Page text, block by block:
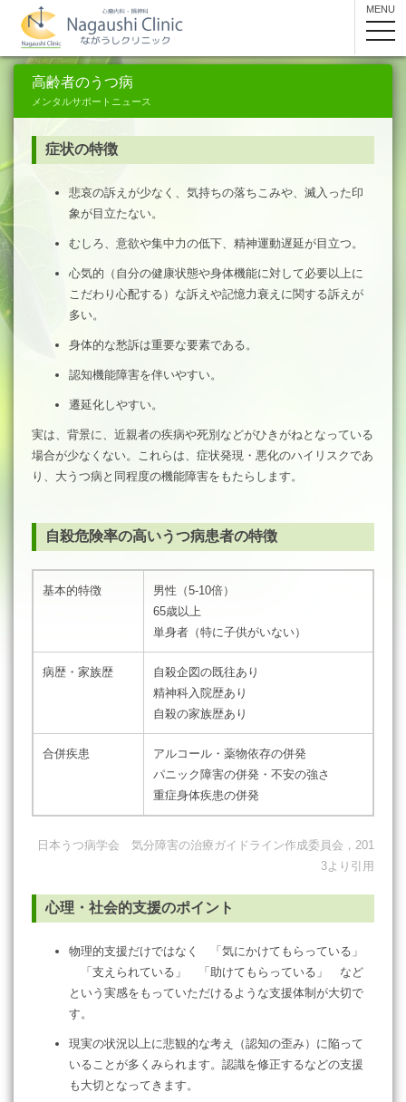
MENU
toggle
高齢者のうつ病
メンタルサポートニュース
症状の特徴
悲哀の訴えが少なく、気持ちの落ちこみや、滅入った印
象が目立たない。
むしろ、意欲や集中力の低下、精神運動遅延が目立つ。
心気的（自分の健康状態や身体機能に対して必要以上に
こだわり心配する）な訴えや記憶力衰えに関する訴えが
多い。
身体的な愁訴は重要な要素である。
認知機能障害を伴いやすい。
遷延化しやすい。
実は、背景に、近親者の疾病や死別などがひきがねとなっている
場合が少なくない。これらは、症状発現・悪化のハイリスクであ
り、大うつ病と同程度の機能障害をもたらします。
自殺危険率の高いうつ病患者の特徴
基本的特徴
男性（5-10倍）
65歳以上
単身者（特に子供がいない）
病歴・家族歴
自殺企図の既往あり
精神科入院歴あり
自殺の家族歴あり
合併疾患
アルコール・薬物依存の併発
パニック障害の併発・不安の強さ
重症身体疾患の併発
日本うつ病学会 気分障害の治療ガイドライン作成委員会，201
3より引用
心理・社会的支援のポイント
物理的支援だけではなく 「気にかけてもらっている」
「支えられている」 「助けてもらっている」 など
という実感をもっていただけるような支援体制が大切で
す。
現実の状況以上に悲観的な考え（認知の歪み）に陥って
いることが多くみられます。認識を修正するなどの支援
も大切となってきます。